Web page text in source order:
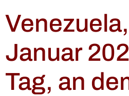
Januar
Tag, an